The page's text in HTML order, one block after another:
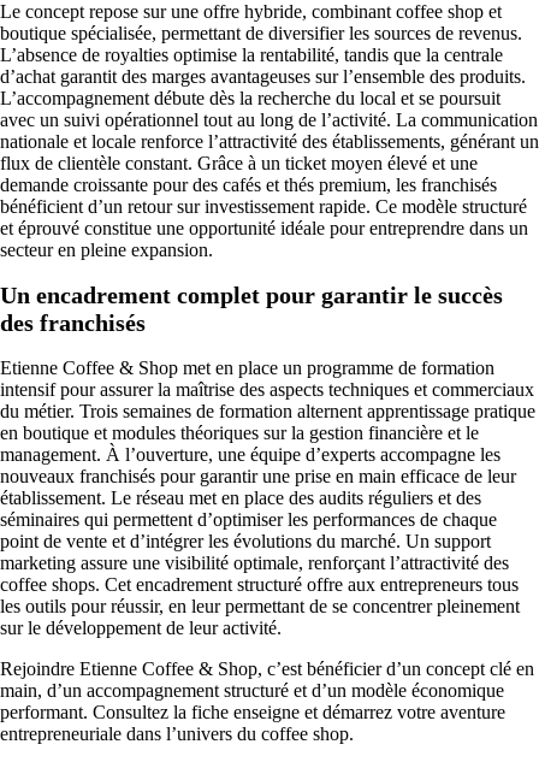
Le concept repose sur une offre hybride, combinant coffee shop et
boutique spécialisée, permettant de diversifier les sources de revenus.
L’absence de royalties optimise la rentabilité, tandis que la centrale
d’achat garantit des marges avantageuses sur l’ensemble des produits.
L’accompagnement débute dès la recherche du local et se poursuit
avec un suivi opérationnel tout au long de l’activité. La communication
nationale et locale renforce l’attractivité des établissements, générant un
flux de clientèle constant. Grâce à un ticket moyen élevé et une
demande croissante pour des cafés et thés premium, les franchisés
bénéficient d’un retour sur investissement rapide. Ce modèle structuré
et éprouvé constitue une opportunité idéale pour entreprendre dans un
secteur en pleine expansion.
Un encadrement complet pour garantir le succès
des franchisés
Etienne Coffee & Shop met en place un programme de formation
intensif pour assurer la maîtrise des aspects techniques et commerciaux
du métier. Trois semaines de formation alternent apprentissage pratique
en boutique et modules théoriques sur la gestion financière et le
management. À l’ouverture, une équipe d’experts accompagne les
nouveaux franchisés pour garantir une prise en main efficace de leur
établissement. Le réseau met en place des audits réguliers et des
séminaires qui permettent d’optimiser les performances de chaque
point de vente et d’intégrer les évolutions du marché. Un support
marketing assure une visibilité optimale, renforçant l’attractivité des
coffee shops. Cet encadrement structuré offre aux entrepreneurs tous
les outils pour réussir, en leur permettant de se concentrer pleinement
sur le développement de leur activité.
Rejoindre Etienne Coffee & Shop, c’est bénéficier d’un concept clé en
main, d’un accompagnement structuré et d’un modèle économique
performant. Consultez la fiche enseigne et démarrez votre aventure
entrepreneuriale dans l’univers du coffee shop.